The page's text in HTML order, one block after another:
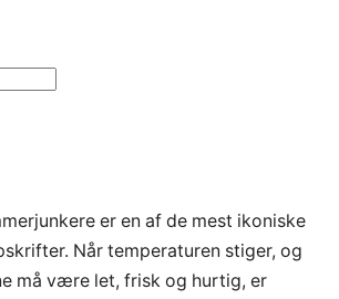
er en af de mest ikoniske
Når temperaturen stiger, og
må være let, frisk og hurtig, er